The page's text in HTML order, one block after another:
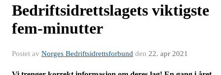
Bedriftsidrettslagets viktigste
fem-minutter
Postet av Norges Bedriftsidrettsforbund den 22. apr 2021